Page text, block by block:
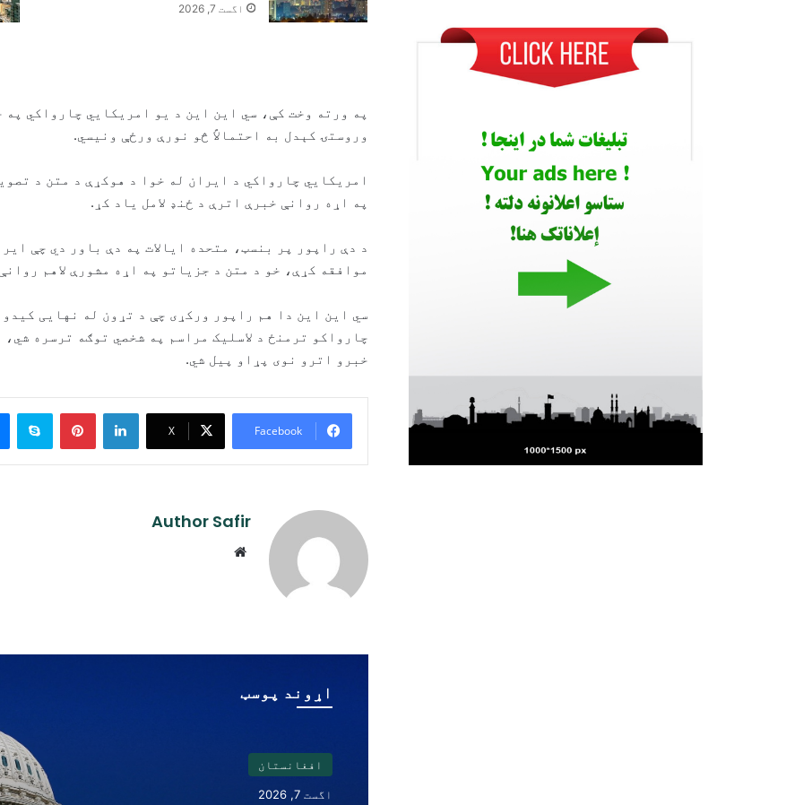
اگست 7, 2026
په ورته وخت کې، سي این این د یو امریکایي چارواکي
وروستۍ کېدل به احتمالاً څو نورې ورځې ونیسي.
امریکايي چارواکي د ایران له خوا د هوکړې د متن د
په اړه روانې خبرې اترې د ځنډ لامل یاد کړ.
د دې راپور پر بنسټ، متحده ایالات په دې باور دي چې
موافقه کړې، خو د متن د جزیاتو په اړه مشورې لاهم
سي این این دا هم راپور ورکړی چې د تړون له نهایی
چارواکو ترمنځ د لاسلیک مراسم په شخصي توګه ترسره
خبرو اترو نوی پړاو پیل شي.
Facebook
X
LinkedIn
Pinterest
Author Safir
اړوند پوسټ
افغانستان
اگست 7, 2026